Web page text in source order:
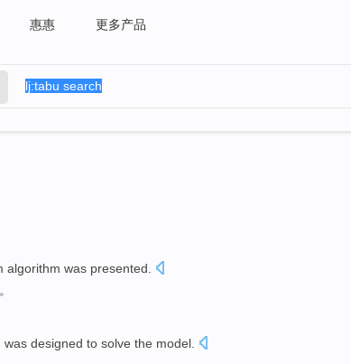
惠惠 更多产品
algorithm was presented
。
was designed to solve the model.